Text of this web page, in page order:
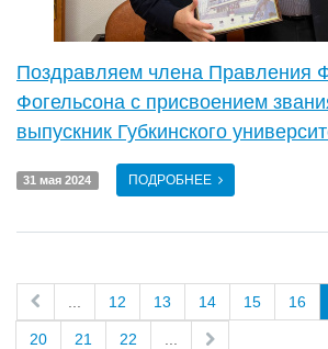
Поздравляем члена Правления
Фогельсона с присвоением
выпускник Губкинского
31 мая 2024 ПОДРОБНЕЕ
12 13 14 15 16
20 21 22